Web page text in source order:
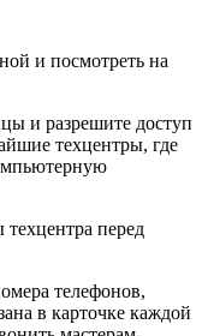
и посмотреть на
и разрешите доступ
техцентры, где
перед
телефонов,
в карточке каждой